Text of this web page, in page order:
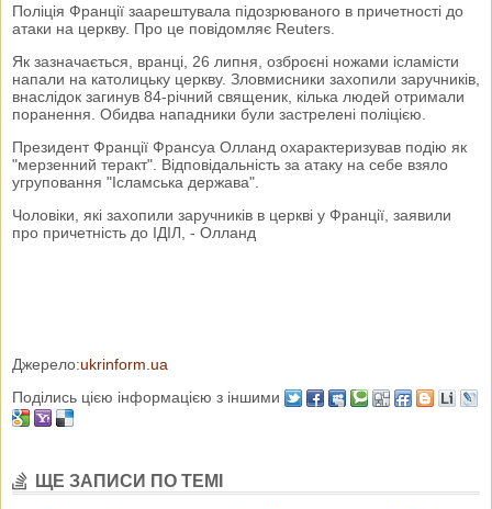
Поліція Франції заарештувала підозрюваного в причетності до
атаки на церкву. Про це повідомляє Reuters.
Як зазначається, вранці, 26 липня, озброєні ножами ісламісти
напали на католицьку церкву. Зловмисники захопили заручників,
внаслідок загинув 84-річний священик, кілька людей отримали
поранення. Обидва нападники були застрелені поліцією.
Президент Франції Франсуа Олланд охарактеризував подію як
"мерзенний теракт". Відповідальність за атаку на себе взяло
угруповання "Ісламська держава".
Чоловіки, які захопили заручників в церкві у Франції, заявили
про причетність до ІДІЛ, - Олланд
Джерело:ukrinform.ua
Поділись цією інформацією з іншими
ЩЕ ЗАПИСИ ПО ТЕМІ